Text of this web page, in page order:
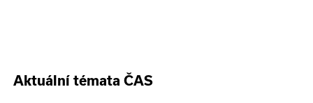
Aktuální témata ČAS